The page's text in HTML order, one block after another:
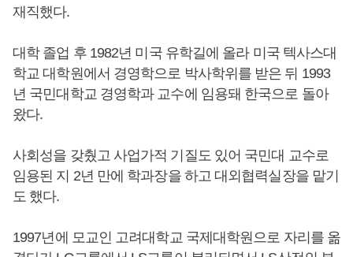
재직했다.
대학 졸업 후 1982년 미국 유학길에 올라 미국 텍사스대
학교 대학원에서 경영학으로 박사학위를 받은 뒤 1993
년 국민대학교 경영학과 교수에 임용돼 한국으로 돌아
왔다.
사회성을 갖췄고 사업가적 기질도 있어 국민대 교수로
임용된 지 2년 만에 학과장을 하고 대외협력실장을 맡기
도 했다.
1997년에 모교인 고려대학교 국제대학원으로 자리를 옮